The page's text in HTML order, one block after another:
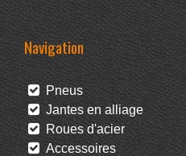
Navigation
Pneus
Jantes en alliage
Roues d'acier
Accessoires